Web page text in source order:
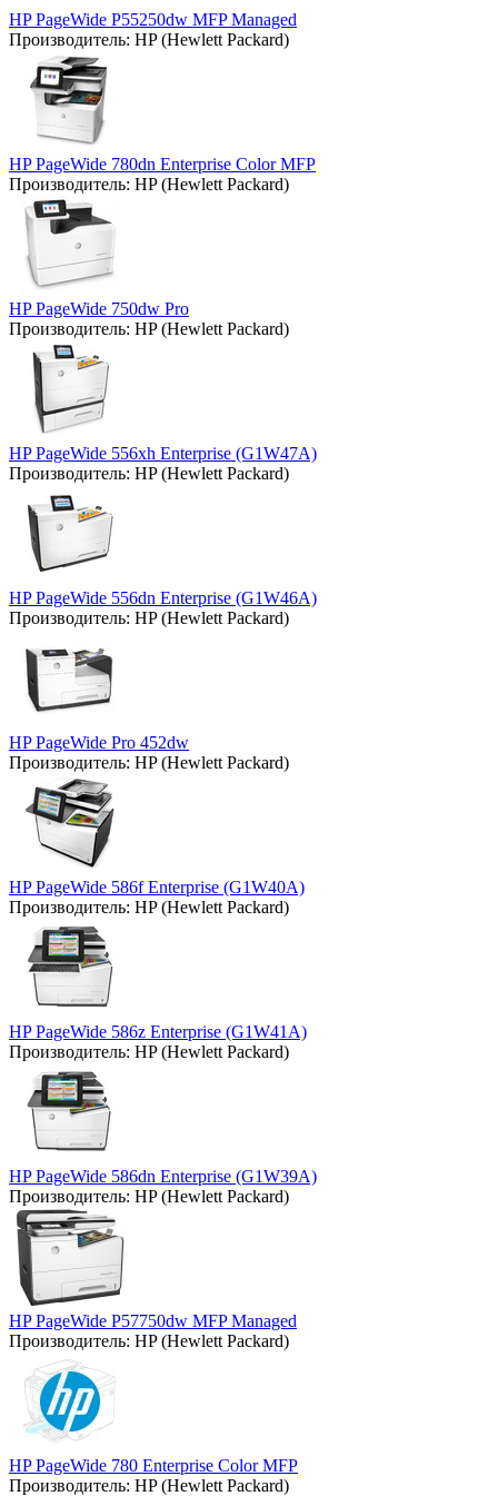
HP PageWide P55250dw MFP Managed
Производитель: HP (Hewlett Packard)
HP PageWide 780dn Enterprise Color MFP
Производитель: HP (Hewlett Packard)
HP PageWide 750dw Pro
Производитель: HP (Hewlett Packard)
HP PageWide 556xh Enterprise (G1W47A)
Производитель: HP (Hewlett Packard)
HP PageWide 556dn Enterprise (G1W46A)
Производитель: HP (Hewlett Packard)
HP PageWide Pro 452dw
Производитель: HP (Hewlett Packard)
HP PageWide 586f Enterprise (G1W40A)
Производитель: HP (Hewlett Packard)
HP PageWide 586z Enterprise (G1W41A)
Производитель: HP (Hewlett Packard)
HP PageWide 586dn Enterprise (G1W39A)
Производитель: HP (Hewlett Packard)
HP PageWide P57750dw MFP Managed
Производитель: HP (Hewlett Packard)
HP PageWide 780 Enterprise Color MFP
Производитель: HP (Hewlett Packard)